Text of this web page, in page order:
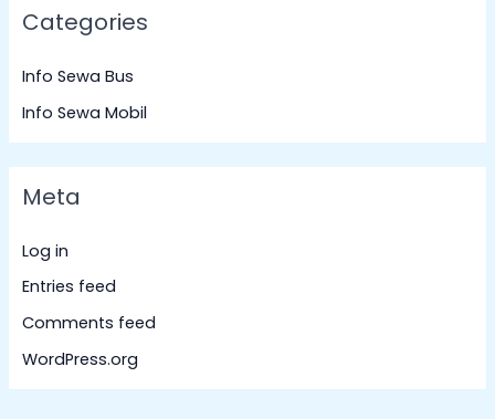
Categories
Info Sewa Bus
Info Sewa Mobil
Meta
Log in
Entries feed
Comments feed
WordPress.org